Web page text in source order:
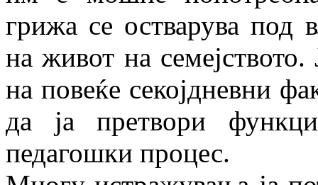
грижа се остварува под
на живот на
на повеќе секојдневни
да ја претвори
педагошки процес.